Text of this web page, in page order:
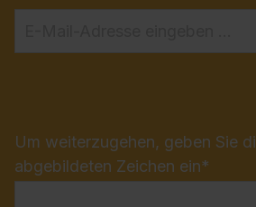
Um weiterzugehen, geben Sie
abgebildeten Zeichen ein*